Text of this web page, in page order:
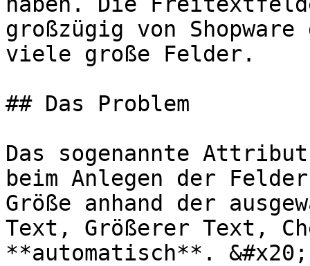
großzügig von
viele große Felder.
## Das Problem
Das sogenannte
beim Anlegen der
Größe anhand der
Text, Größerer Text,
**automatisch**. &#x20;